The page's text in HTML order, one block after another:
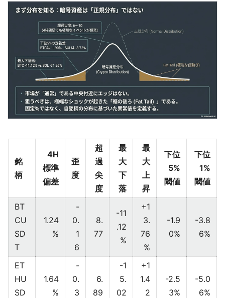
銘
柄
4H
標準
偏差
歪
度
超
過
尖
度
最
大
下
落
最
大
上
昇
下位
5%
閾値
下位
1%
閾値
BT
CU
SD
T
1.24
%
-
0.
1
6
8.
77
-11
.12
%
+1
3.
76
%
-1.9
0%
-3.8
6%
ET
HU
SD
1.64
%
-
0.
3
6.
89
-1
5.
02
+1
1.4
2
-2.5
3%
-5.0
6%